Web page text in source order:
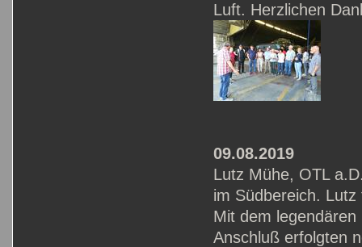
Luft. Herzlichen
09.08.2019
Lutz Mühe, OTL
im Südbereich.
Mit dem
Anschluß erfolgten